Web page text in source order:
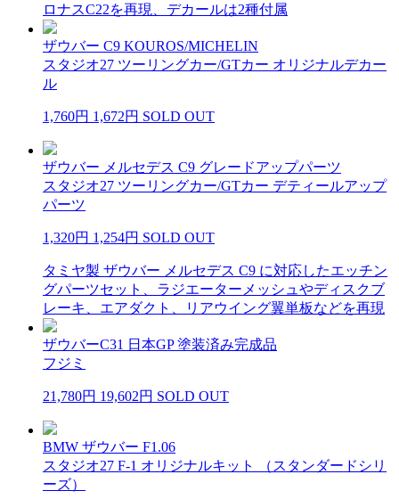
ロナスC22を再現、デカールは2種付属
ザウバー C9 KOUROS/MICHELIN
スタジオ27 ツーリングカー/GTカー オリジナルデカー
ル
1,760円 1,672円 SOLD OUT
ザウバー メルセデス C9 グレードアップパーツ
スタジオ27 ツーリングカー/GTカー デティールアップ
パーツ
1,320円 1,254円 SOLD OUT
タミヤ製 ザウバー メルセデス C9 に対応したエッチン
グパーツセット、ラジエーターメッシュやディスクブ
レーキ、エアダクト、リアウイング翼単板などを再現
ザウバーC31 日本GP 塗装済み完成品
フジミ
21,780円 19,602円 SOLD OUT
BMW ザウバー F1.06
スタジオ27 F-1 オリジナルキット （スタンダードシリ
ーズ）